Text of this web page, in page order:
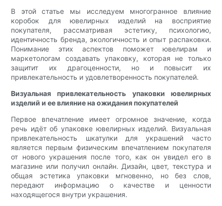
В этой статье мы исследуем многогранное влияние
коробок для ювелирных изделий на восприятие
покупателя, рассматривая эстетику, психологию,
идентичность бренда, экологичность и опыт распаковки.
Понимание этих аспектов поможет ювелирам и
маркетологам создавать упаковку, которая не только
защитит их драгоценности, но и повысит их
привлекательность и удовлетворенность покупателей.
Визуальная привлекательность упаковки ювелирных
изделий и ее влияние на ожидания покупателей
Первое впечатление имеет огромное значение, когда
речь идёт об упаковке ювелирных изделий. Визуальная
привлекательность шкатулки для украшений часто
является первым физическим впечатлением покупателя
от нового украшения после того, как он увидел его в
магазине или получил онлайн. Дизайн, цвет, текстура и
общая эстетика упаковки мгновенно, но без слов,
передают информацию о качестве и ценности
находящегося внутри украшения.